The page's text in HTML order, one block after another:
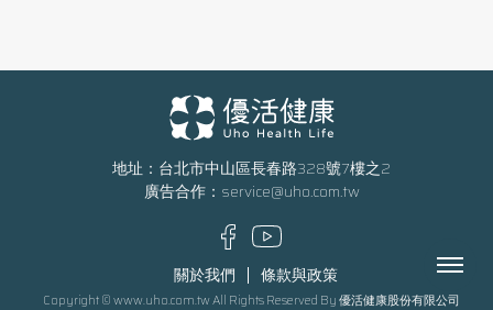
地址：台北市中山區長春路328號7樓之2
廣告合作： service@uho.com.tw
關於我們 條款與政策
Copyright © www.uho.com.tw All Rights Reserved By 優活健康股份有限公司
Menu